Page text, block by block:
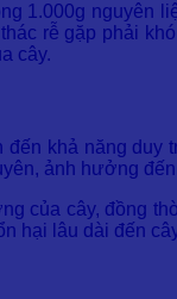
1.000g nguyên
rễ gặp phải
cây.
khả năng duy
ảnh hưởng
của cây, đồng
hại lâu dài đến